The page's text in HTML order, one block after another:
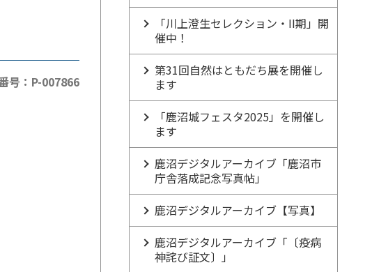
号：P-007866
「川上澄生セレクション・II期」開
催中！
第31回自然はともだち展を開催し
ます
「鹿沼城フェスタ2025」を開催し
ます
鹿沼デジタルアーカイブ「鹿沼市
庁舎落成記念写真帖」
鹿沼デジタルアーカイブ【写真】
鹿沼デジタルアーカイブ「〔疫病
神詫び証文〕」